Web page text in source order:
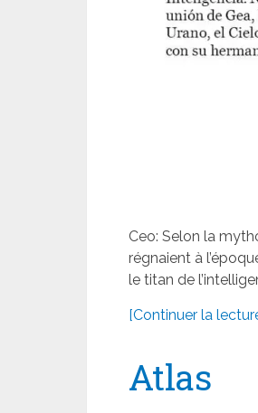
Ceo: Selon la
régnaient à
le titan de
[Continuer la
Atlas